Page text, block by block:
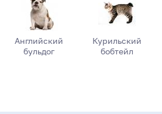
Английский
бульдог
Курильский
бобтейл